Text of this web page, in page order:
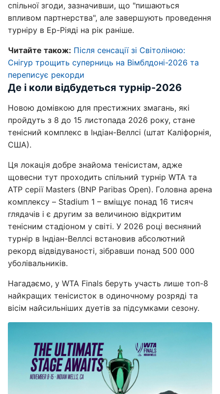
спільної згоди, зазначивши, що "пишаються
впливом партнерства", але завершують проведення
турніру в Ер-Ріяді на рік раніше.
Читайте також: Після сенсації зі Світоліною:
Снігур трощить суперниць на Вімблдоні-2026 та
переписує рекорди
Де і коли відбудеться турнір-2026
Новою домівкою для престижних змагань, які
пройдуть з 8 до 15 листопада 2026 року, стане
тенісний комплекс в Індіан-Веллсі (штат Каліфорнія,
США).
Ця локація добре знайома тенісистам, адже
щовесни тут проходить спільний турнір WTA та
ATP серії Masters (BNP Paribas Open). Головна арена
комплексу – Stadium 1 – вміщує понад 16 тисяч
глядачів і є другим за величиною відкритим
тенісним стадіоном у світі. У 2026 році весняний
турнір в Індіан-Веллсі встановив абсолютний
рекорд відвідуваності, зібравши понад 500 000
уболівальників.
Нагадаємо, у WTA Finals беруть участь лише топ-8
найкращих тенісисток в одиночному розряді та
вісім найсильніших дуетів за підсумками сезону.